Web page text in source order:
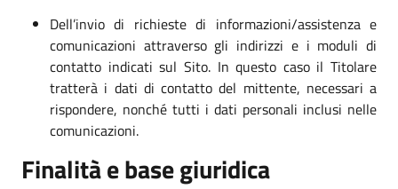
Dell’invio di richieste di informazioni/assistenza e
comunicazioni attraverso gli indirizzi e i moduli di
contatto indicati sul Sito. In questo caso il Titolare
tratterà i dati di contatto del mittente, necessari a
rispondere, nonché tutti i dati personali inclusi nelle
comunicazioni.
Finalità e base giuridica